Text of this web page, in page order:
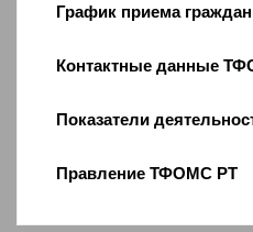
График приема граждан
Контактные данные
Показатели
Правление ТФОМС РТ